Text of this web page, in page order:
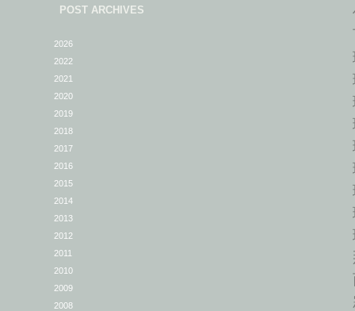
POST ARCHIVES
2026
2022
2021
2020
2019
2018
2017
2016
2015
2014
2013
2012
2011
2010
2009
2008
但
可
理
理
理
理
理
理
理
理
理
那
而
寂